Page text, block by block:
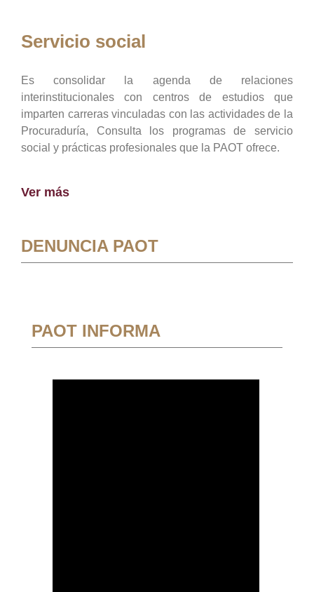
Servicio social
Es consolidar la agenda de relaciones
interinstitucionales con centros de estudios que
imparten carreras vinculadas con las actividades de la
Procuraduría, Consulta los programas de servicio
social y prácticas profesionales que la PAOT ofrece.
Ver más
DENUNCIA PAOT
PAOT INFORMA